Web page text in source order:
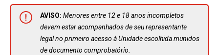
AVISO: Menores entre 12 e 18 anos incompletos
devem estar acompanhados de seu representante
legal no primeiro acesso à Unidade escolhida munidos
de documento comprobatório.